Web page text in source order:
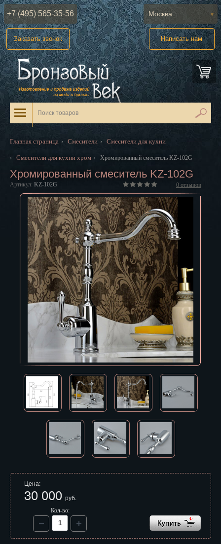
+7 (495) 565-35-56 Москва
Абакан
Анадырь
Архангельск
Астрахань
Благовещенск
Великий Новгород
Владивосток
Владикавказ
Владимир
Волгоград
Вологда
Воронеж
Горно-Алтайск
Дзержинск
Екатеринбург
Иваново
Казань
Заказать звонок Написать нам
Главная страница › Смесители › Смесители для кухни
› Смесители для кухни хром › Хромированный смеситель KZ-102G
Хромированный смеситель KZ-102G
Артикул: KZ-102G 0 отзывов
Цена:
30 000 руб.
Кол-во: